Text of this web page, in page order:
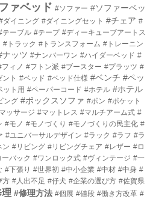
ァベッド #ソファー #ソファーベッ
ダイニング #ダイニングセット #チェア #
テーブル #テープ #ディーキューブアートス
#トラック #トランスフォーム #トレーニン
ナッツ #ナンバーワン #ハイダーベッド #
フィノ #フトン派 #ブースター #プラッツ #
ト #ベッド #ベッド仕様 #ベンチ #ペッ
ット用 #ペーパーコード #ホテル #ホテル
ング #ボックスソファ #ボン #ポケット
ッサージ #マットレス #マルチアーム式 #
#モノ #モノづくり #モノづくりの民主化 #
#ユニバーサルデザイン #ラック #ラフ #ラ
ン #リビング #リビングチェア #レザー #ロ
バック #ワンロック式 #ヴィンテージ #一
#下張り #世界初 #中小企業 #中材 #中身 #
方 #人出不足 #仔犬 #企業の選び方 #佐賀県
#修理方法 #個展 #値段 #働き方改革 #